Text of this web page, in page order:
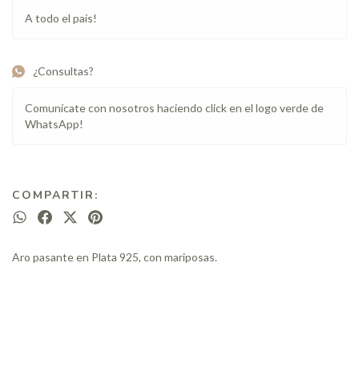
A todo el país!
¿Consultas?
Comunícate con nosotros haciendo click en el logo verde de
WhatsApp!
COMPARTIR:
Aro pasante en Plata 925, con mariposas.